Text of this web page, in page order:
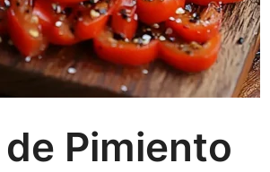
Pimiento